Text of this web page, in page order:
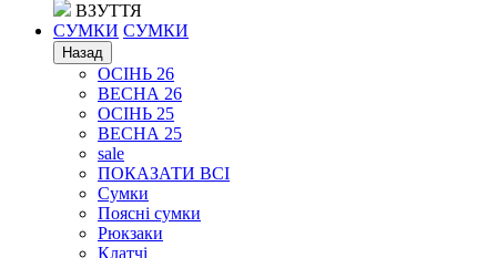
ВЗУТТЯ
СУМКИ СУМКИ
Назад
ОСІНЬ 26
ВЕСНА 26
ОСІНЬ 25
ВЕСНА 25
sale
ПОКАЗАТИ ВСІ
Сумки
Поясні сумки
Рюкзаки
Клатчі